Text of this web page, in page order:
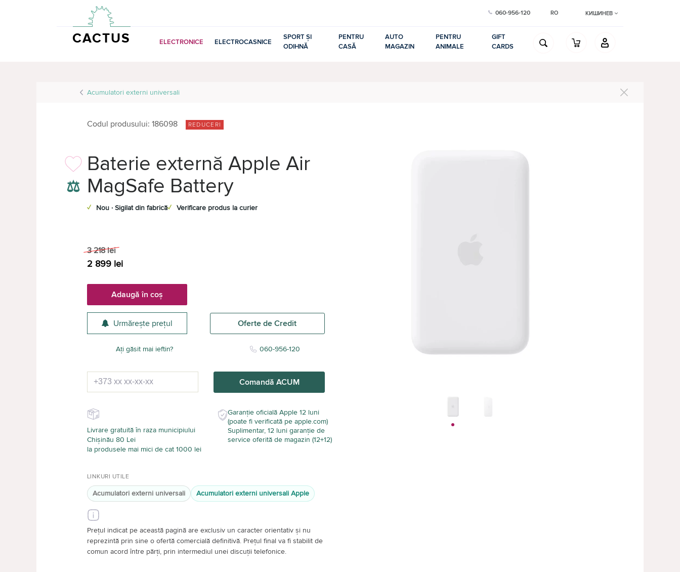
CACTUS
060-956-120 RO КИШИНЕВ
ELECTRONICE ELECTROCASNICE
SPORT ȘI
ODIHNĂ
PENTRU
CASĂ
AUTO
MAGAZIN
PENTRU
ANIMALE
GIFT
CARDS
Acumulatori externi universali
Codul produsului: 186098 REDUCERI
⚖
Baterie externă Apple Air
MagSafe Battery
✓ Nou · Sigilat din fabrică✓ Verificare produs la curier
3 218 lei
2 899 lei
Adaugă în coș
Urmărește prețul Oferte de Credit
Ați găsit mai ieftin? 060-956-120
Comandă ACUM
Livrare gratuită în raza municipiului
Chișinău 80 Lei
la produsele mai mici de cat 1000 lei
Garanție oficială Apple 12 luni
(poate fi verificată pe apple.com)
Suplimentar, 12 luni garanție de
service oferită de magazin (12+12)
LINKURI UTILE
Acumulatori externi universali Acumulatori externi universali Apple
Prețul indicat pe această pagină are exclusiv un caracter orientativ și nu
reprezintă prin sine o ofertă comercială definitivă. Prețul final va fi stabilit de
comun acord între părți, prin intermediul unei discuții telefonice.